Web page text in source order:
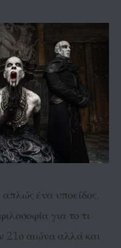
ένα υποείδος.
για το τι
21ο αιώνα αλλά και